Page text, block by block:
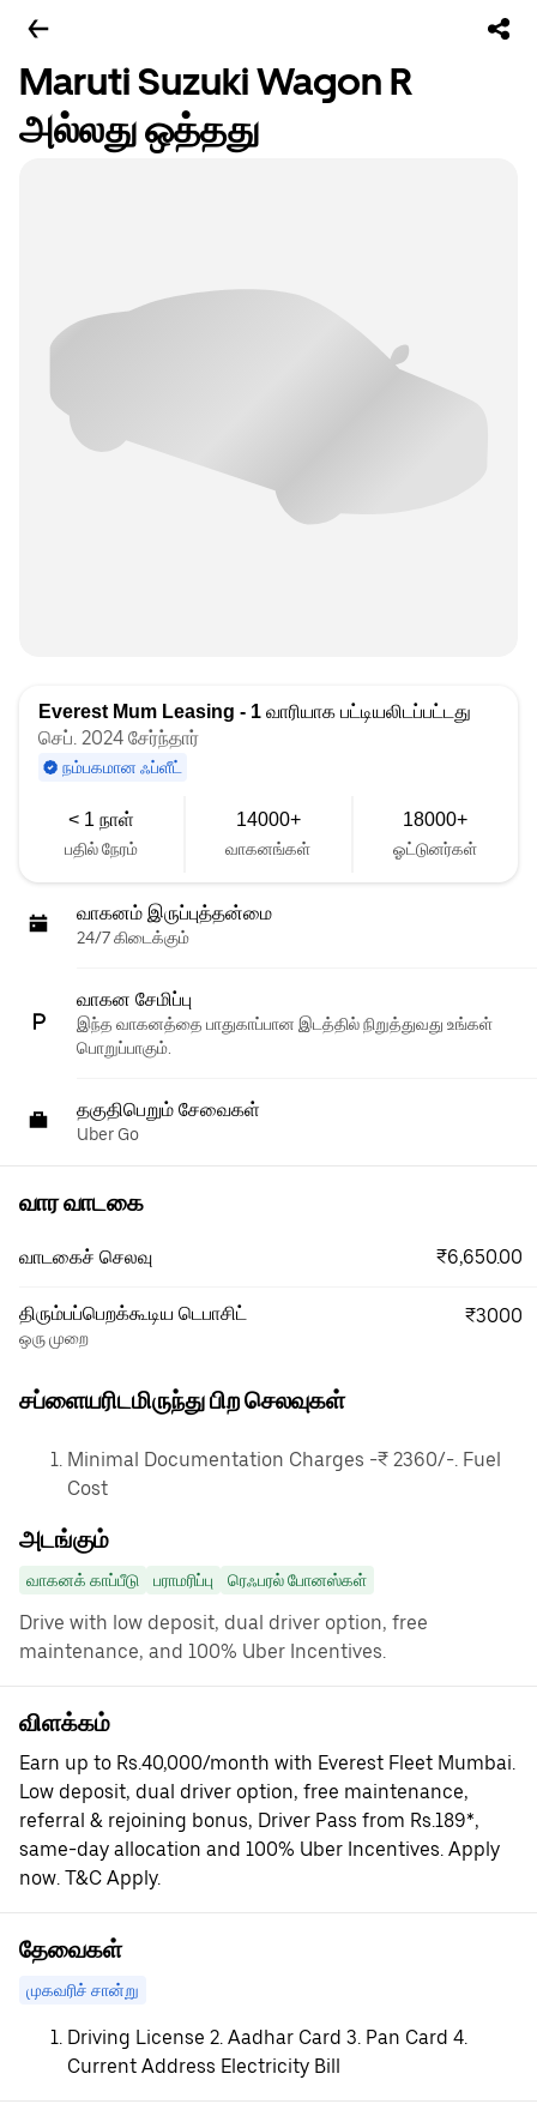
Maruti Suzuki Wagon R
அல்லது ஒத்தது
Everest Mum Leasing - 1 வாரியாக பட்டியலிடப்பட்டது
செப். 2024 சேர்ந்தார்
நம்பகமான ஃப்ளீட்
< 1 நாள்
பதில் நேரம்
14000+
வாகனங்கள்
18000+
ஓட்டுனர்கள்
வாகனம் இருப்புத்தன்மை
24/7 கிடைக்கும்
வாகன சேமிப்பு
இந்த வாகனத்தை பாதுகாப்பான இடத்தில் நிறுத்துவது உங்கள்
பொறுப்பாகும்.
தகுதிபெறும் சேவைகள்
Uber Go
வார வாடகை
வாடகைச் செலவு ₹6,650.00
திரும்பப்பெறக்கூடிய டெபாசிட்
ஒரு முறை
₹3000
சப்ளையரிடமிருந்து பிற செலவுகள்
Minimal Documentation Charges -₹ 2360/-. Fuel
Cost
அடங்கும்
வாகனக் காப்பீடு பராமரிப்பு ரெஃபரல் போனஸ்கள்
Drive with low deposit, dual driver option, free
maintenance, and 100% Uber Incentives.
விளக்கம்
Earn up to Rs.40,000/month with Everest Fleet Mumbai.
Low deposit, dual driver option, free maintenance,
referral & rejoining bonus, Driver Pass from Rs.189*,
same-day allocation and 100% Uber Incentives. Apply
now. T&C Apply.
தேவைகள்
முகவரிச் சான்று
Driving License 2. Aadhar Card 3. Pan Card 4.
Current Address Electricity Bill